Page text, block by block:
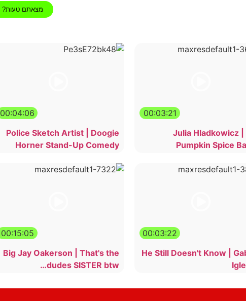
מצאתם טעות?
00:03:21
Julia Hladkowicz |
Pumpkin Spice
00:04:06
Police Sketch Artist | Doogie
Horner Stand-Up Comedy
00:03:22
He Still Doesn't Know |
00:15:05
Big Jay Oakerson | That's the
dudes SISTER btw…